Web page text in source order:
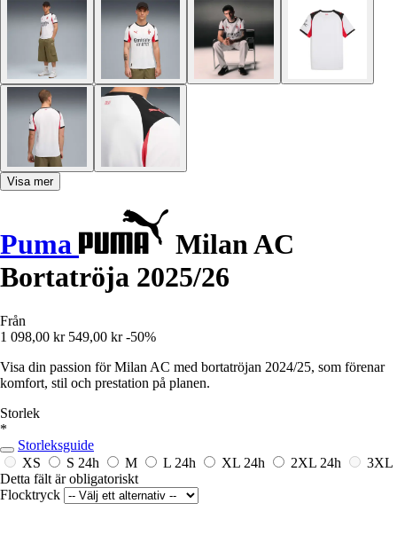
Visa mer
Puma
Milan AC
Bortatröja 2025/26
Från
1 098,00 kr 549,00 kr -50%
Visa din passion för Milan AC med bortatröjan 2024/25, som förenar
komfort, stil och prestation på planen.
Storlek
*
Storleksguide
XS
S 24h M L 24h XL 24h 2XL 24h
3XL
Detta fält är obligatoriskt
Flocktryck